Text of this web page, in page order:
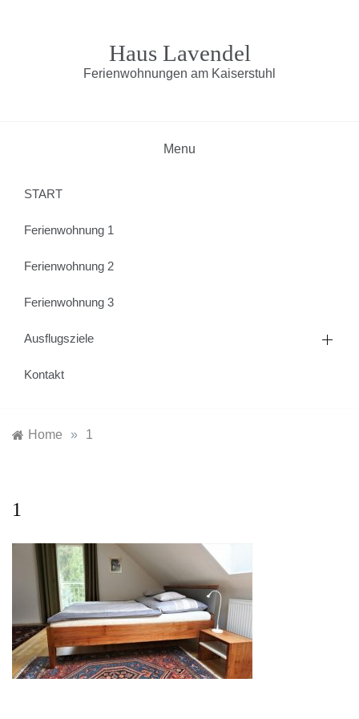
Haus Lavendel
Ferienwohnungen am Kaiserstuhl
Menu
START
Ferienwohnung 1
Ferienwohnung 2
Ferienwohnung 3
Ausflugsziele
Kontakt
Home » 1
1